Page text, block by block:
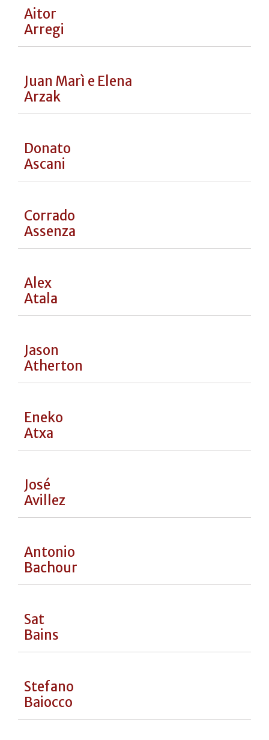
Massimiliano e Raffaele
Alajmo
Luciano
Alberti
Piero, Ugo e Andrea
Ugo